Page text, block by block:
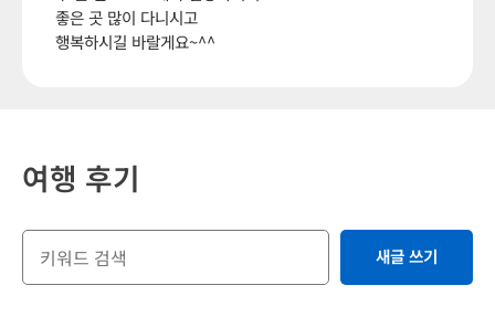
좋은 곳 많이 다니시고
행복하시길 바랄게요~^^
여행 후기
새글 쓰기